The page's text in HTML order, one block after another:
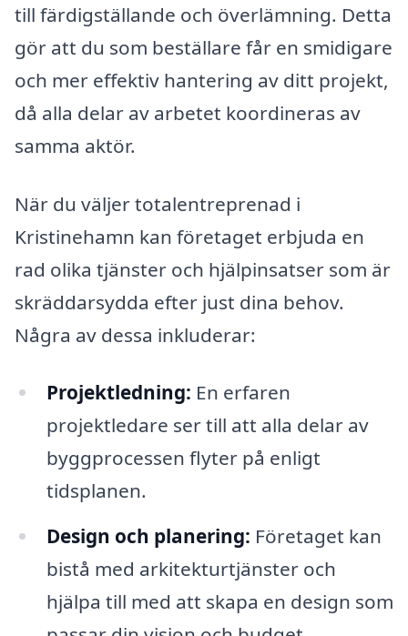
till färdigställande och överlämning. Detta
gör att du som beställare får en smidigare
och mer effektiv hantering av ditt projekt,
då alla delar av arbetet koordineras av
samma aktör.
När du väljer totalentreprenad i
Kristinehamn kan företaget erbjuda en
rad olika tjänster och hjälpinsatser som är
skräddarsydda efter just dina behov.
Några av dessa inkluderar:
Projektledning: En erfaren
projektledare ser till att alla delar av
byggprocessen flyter på enligt
tidsplanen.
Design och planering: Företaget kan
bistå med arkitekturtjänster och
hjälpa till med att skapa en design som